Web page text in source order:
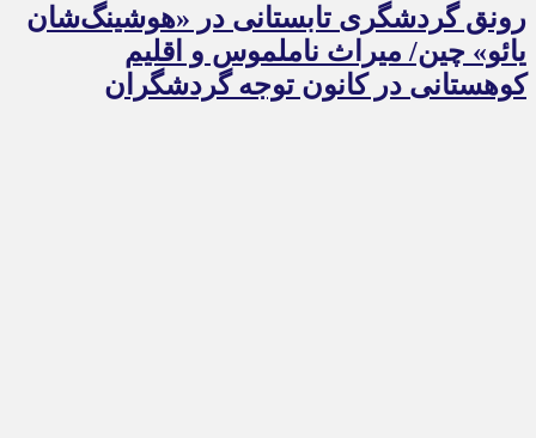
رونق گردشگری تابستانی در «هوشینگ‌شان
یائو» چین/ میراث ناملموس و اقلیم
کوهستانی در کانون توجه گردشگران